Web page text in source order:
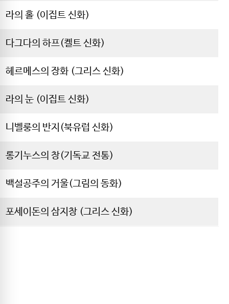
라의 홀 (이집트 신화)
다그다의 하프(켈트 신화)
헤르메스의 장화 (그리스 신화)
라의 눈 (이집트 신화)
니벨룽의 반지(북유럽 신화)
롱기누스의 창(기독교 전통)
백설공주의 거울(그림의 동화)
포세이돈의 삼지창 (그리스 신화)